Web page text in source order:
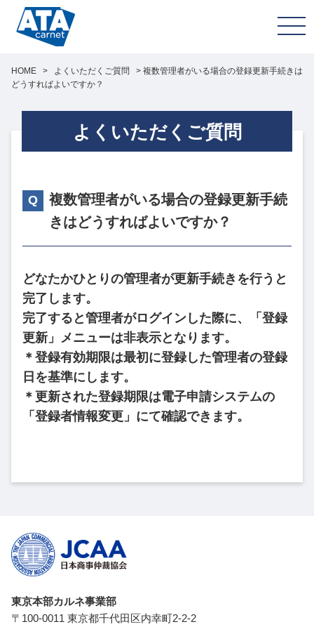
HOME > よくいただくご質問 > 複数管理者がいる場合の登録更新手続きは
どうすればよいですか？
よくいただくご質問
複数管理者がいる場合の登録更新手続
きはどうすればよいですか？
どなたかひとりの管理者が更新手続きを行うと
完了します。
完了すると管理者がログインした際に、「登録
更新」メニューは非表示となります。
＊登録有効期限は最初に登録した管理者の登録
日を基準にします。
＊更新された登録期限は電子申請システムの
「登録者情報変更」にて確認できます。
東京本部カルネ事業部
〒100-0011 東京都千代田区内幸町2-2-2